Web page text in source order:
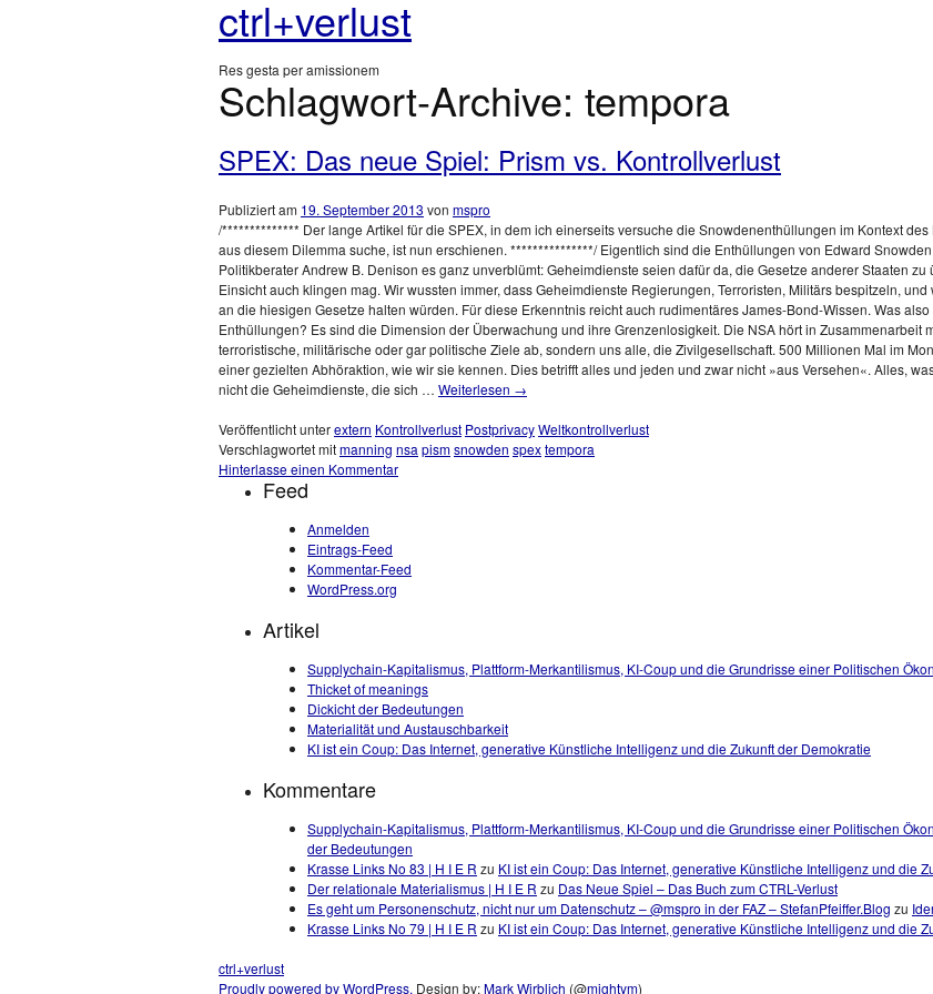
ctrl+verlust
Res gesta per amissionem
Schlagwort-Archive: tempora
SPEX: Das neue Spiel: Prism vs. Kontrollverlust
Publiziert am 19. September 2013 von mspro
/************** Der lange Artikel für die SPEX, in dem ich einerseits versuche die Snowdenenthüllungen im Kontext
aus diesem Dilemma suche, ist nun erschienen. ***************/ Eigentlich sind die Enthüllungen von Edward
Politikberater Andrew B. Denison es ganz unverblümt: Geheimdienste seien dafür da, die Gesetze anderer Staaten
Einsicht auch klingen mag. Wir wussten immer, dass Geheimdienste Regierungen, Terroristen, Militärs bespitzeln,
an die hiesigen Gesetze halten würden. Für diese Erkenntnis reicht auch rudimentäres James-Bond-Wissen. Was
Enthüllungen? Es sind die Dimension der Überwachung und ihre Grenzenlosigkeit. Die NSA hört in Zusammenarbeit
terroristische, militärische oder gar politische Ziele ab, sondern uns alle, die Zivilgesellschaft. 500 Millionen Mal im
einer gezielten Abhöraktion, wie wir sie kennen. Dies betrifft alles und jeden und zwar nicht »aus Versehen«. Alles,
nicht die Geheimdienste, die sich … Weiterlesen →
Veröffentlicht unterextern Kontrollverlust PostprivacyWeltkontrollverlust
Verschlagwortet mitmanning nsa pismsnowden spextempora
Hinterlasse einen Kommentar
Feed
Anmelden
Eintrags-Feed
Kommentar-Feed
WordPress.org
Artikel
Supplychain-Kapitalismus, Plattform-Merkantilismus, KI-Coup und die Grundrisse einer Politischen
Thicket of meanings
Dickicht der Bedeutungen
Materialität und Austauschbarkeit
KI ist ein Coup: Das Internet, generative Künstliche Intelligenz und die Zukunft der Demokratie
Kommentare
Supplychain-Kapitalismus, Plattform-Merkantilismus, KI-Coup und die Grundrisse einer Politischen
der Bedeutungen
Krasse Links No 83 | H I E R zu KI ist ein Coup: Das Internet, generative Künstliche Intelligenz und die
Der relationale Materialismus | H I E R zu Das Neue Spiel – Das Buch zum CTRL-Verlust
Es geht um Personenschutz, nicht nur um Datenschutz – @mspro in der FAZ – StefanPfeiffer.Blog zu
Krasse Links No 79 | H I E R zu KI ist ein Coup: Das Internet, generative Künstliche Intelligenz und die
ctrl+verlust
Proudly powered by WordPress. Design by:Mark Wirblich (@mightym)